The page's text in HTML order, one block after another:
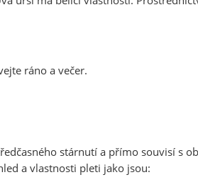
ráno a večer.
stárnutí a přímo souvisí s
a vlastnosti pleti jako jsou: